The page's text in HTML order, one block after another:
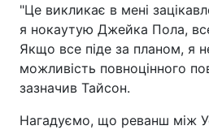
"Це викликає в мені
я нокаутую Джейка Пола,
Якщо все піде за планом, я
можливість повноцінного
зазначив Тайсон.
Нагадуємо, що реванш між